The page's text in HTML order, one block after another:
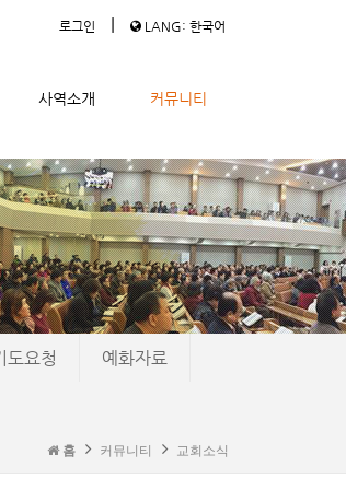
로그인 | LANG: 한국어
사역소개 커뮤니티
도요청 예화자료
홈 커뮤니티 교회소식